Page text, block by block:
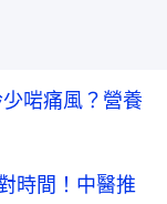
啱痛風？營養
時間！中醫推